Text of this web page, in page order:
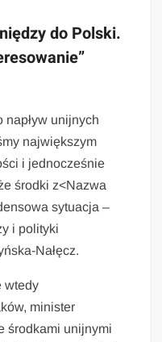
do Polski.
napływ unijnych
największym
i jednocześnie
środki z<Nazwa
sytuacja –
i polityki
Nałęcz.
wtedy
minister
środkami unijnymi